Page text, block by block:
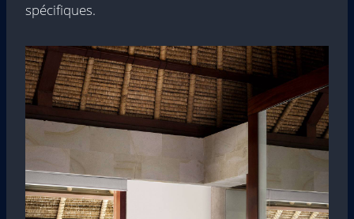
spécifiques.